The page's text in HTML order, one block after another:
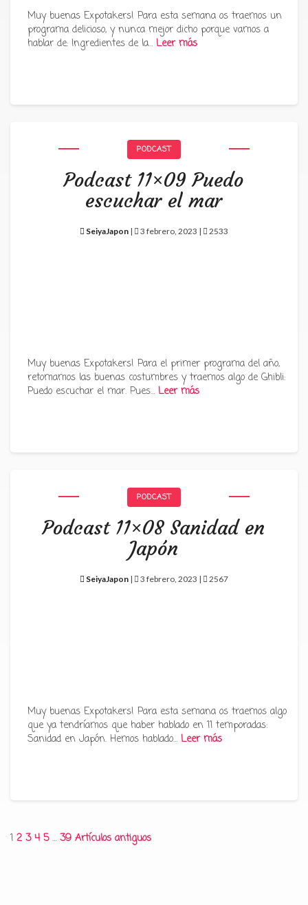
Muy buenas Expotakers! Para esta semana os traemos un
programa delicioso, y nunca mejor dicho porque vamos a
hablar de: Ingredientes de la… Leer más
PODCAST
Podcast 11×09 Puedo
escuchar el mar
SeiyaJapon | 3 febrero, 2023 | 2533
Muy buenas Expotakers! Para el primer programa del año,
retomamos las buenas costumbres y traemos algo de Ghibli:
Puedo escuchar el mar. Pues… Leer más
PODCAST
Podcast 11×08 Sanidad en
Japón
SeiyaJapon | 3 febrero, 2023 | 2567
Muy buenas Expotakers! Para esta semana os traemos algo
que ya tendríamos que haber hablado en 11 temporadas:
Sanidad en Japón. Hemos hablado… Leer más
Paginación
1 2 3 4 5 … 39 Artículos antiguos